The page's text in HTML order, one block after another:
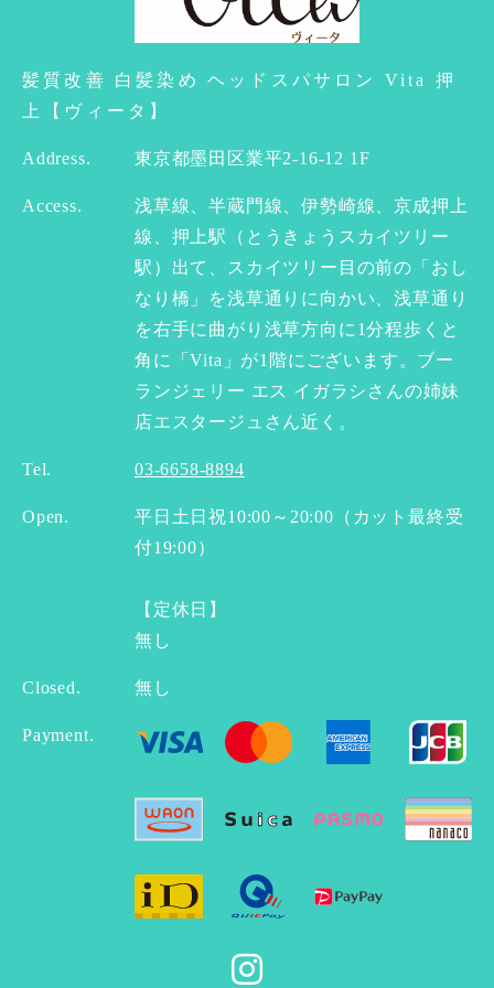
髪質改善 白髪染め ヘッドスパサロン Vita 押
上【ヴィータ】
Address. 東京都墨田区業平2-16-12 1F
Access.
浅草線、半蔵門線、伊勢崎線、京成押上
線、押上駅（とうきょうスカイツリー
駅）出て、スカイツリー目の前の「おし
なり橋」を浅草通りに向かい、浅草通り
を右手に曲がり浅草方向に1分程歩くと
角に「Vita」が1階にございます。ブー
ランジェリー エス イガラシさんの姉妹
店エスタージュさん近く。
Tel. 03-6658-8894
Open.
平日土日祝10:00～20:00（カット最終受
付19:00）
【定休日】
無し
Closed. 無し
Payment.